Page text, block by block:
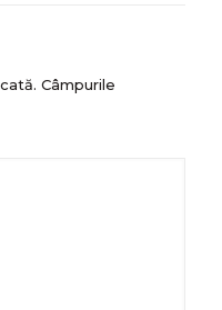
Câmpurile